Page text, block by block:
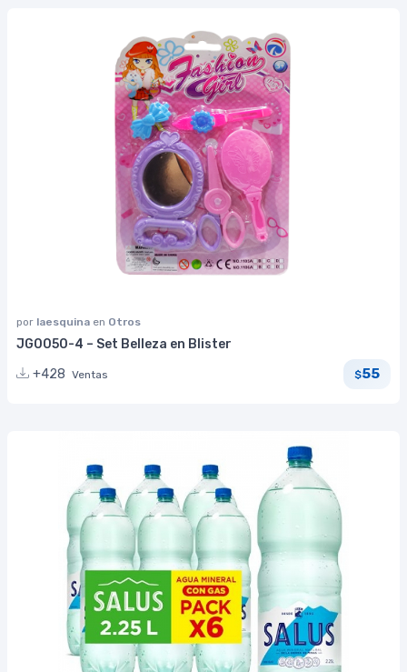
por laesquina en Otros
JG0050-4 – Set Belleza en Blister
+428 Ventas $55